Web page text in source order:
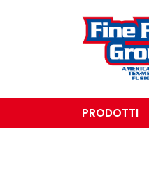
PRODOTTI